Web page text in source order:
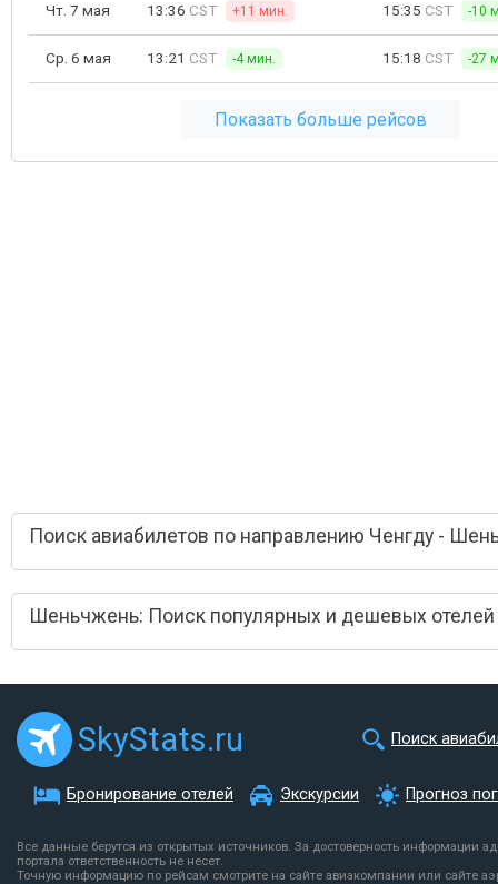
Чт. 7 мая 13:36 CST +11 мин. 15:35 CST -10
Ср. 6 мая 13:21 CST -4 мин. 15:18 CST -27
Показать больше рейсов
Поиск авиабилетов по направлению Ченгду -
Шеньчжень: Поиск популярных и дешевых отелей
SkyStats.ru Поиск
Бронирование отелей Экскурсии Прогноз
Все данные берутся из открытых источников. За достоверность информации
портала ответственность не несет.
Точную информацию по рейсам смотрите на сайте авиакомпании или сайте